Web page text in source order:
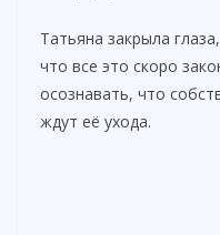
Татьяна закрыла
что все это скоро
осознавать, что
ждут её ухода.